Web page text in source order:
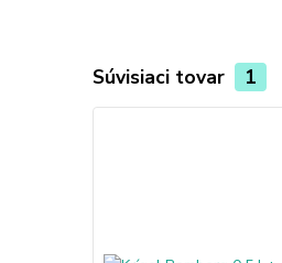
Súvisiaci tovar 1